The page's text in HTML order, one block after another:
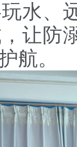
水、
让防
航。